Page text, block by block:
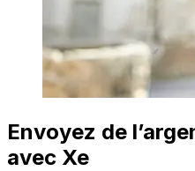
Envoyez de
avec Xe